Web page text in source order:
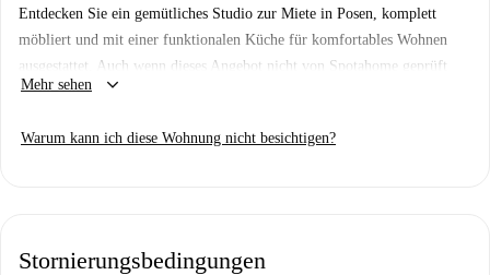
Entdecken Sie ein gemütliches Studio zur Miete in Posen, komplett
möbliert und mit einer funktionalen Küche für komfortables Wohnen
ausgestattet. Auch wenn dieses Angebot nicht von Spotahome geprüft
wurde, können Sie sich darauf verlassen, dass alle Vermieter einem
Posens und wählen Sie dieses zentral gelegene Studio.
Mehr sehen keyboard_arrow_down
Warum kann ich diese Wohnung nicht besichtigen?
Stornierungsbedingungen